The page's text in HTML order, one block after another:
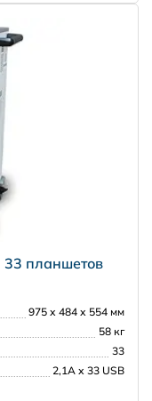
планшетов
975 х 484 х 554 мм
58 кг
33
2,1A х 33 USB